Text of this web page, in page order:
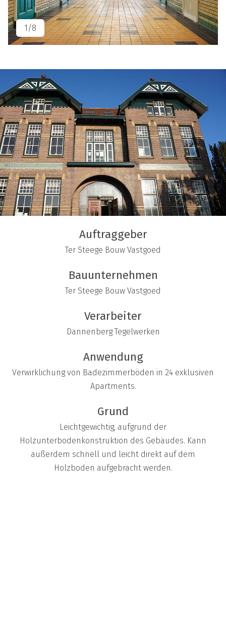
1/8
Auftraggeber
Ter Steege Bouw Vastgoed
Bauunternehmen
Ter Steege Bouw Vastgoed
Verarbeiter
Dannenberg Tegelwerken
Anwendung
Verwirklichung von Badezimmerböden in 24 exklusiven
Apartments.
Grund
Leichtgewichtig, aufgrund der
Holzunterbodenkonstruktion des Gebäudes. Kann
außerdem schnell und leicht direkt auf dem
Holzboden aufgebracht werden.